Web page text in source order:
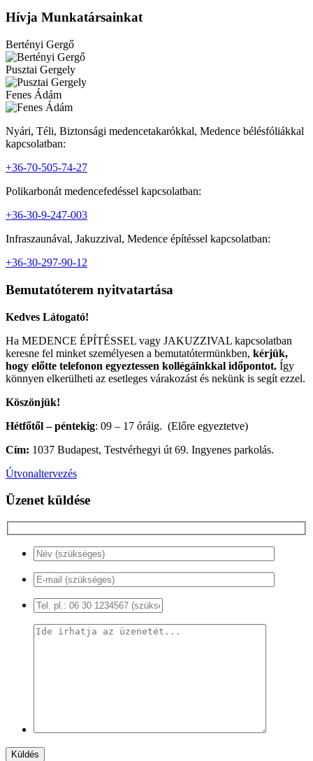
Hívja Munkatársainkat
Bertényi Gergő
Pusztai Gergely
Fenes Ádám
Nyári, Téli, Biztonsági medencetakarókkal, Medence bélésfóliákkal
kapcsolatban:
+36-70-505-74-27
Polikarbonát medencefedéssel kapcsolatban:
+36-30-9-247-003
Infraszaunával, Jakuzzival, Medence építéssel kapcsolatban:
+36-30-297-90-12
Bemutatóterem nyitvatartása
Kedves Látogató!
Ha MEDENCE ÉPÍTÉSSEL vagy JAKUZZIVAL kapcsolatban
keresne fel minket személyesen a bemutatótermünkben, kérjük,
hogy előtte telefonon egyeztessen kollégáinkkal időpontot. Így
könnyen elkerülheti az esetleges várakozást és nekünk is segít ezzel.
Köszönjük!
Hétfőtől – péntekig: 09 – 17 óráig. (Előre egyeztetve)
Cím: 1037 Budapest, Testvérhegyi út 69. Ingyenes parkolás.
Útvonaltervezés
Üzenet küldése